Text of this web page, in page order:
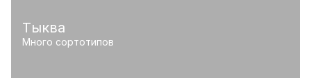
Тыква
Много сортотипов